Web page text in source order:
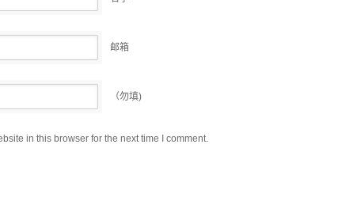
邮箱
（勿填)
in this browser for the next time I comment.